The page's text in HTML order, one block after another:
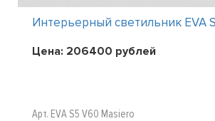
Интерьерный светильник EVA
Цена: 206400 рублей
Арт. EVA S5 V60 Masiero